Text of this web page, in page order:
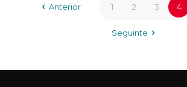
Anterior 1 2 3 4
Seguinte